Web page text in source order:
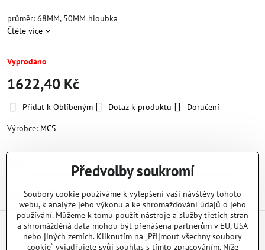
průměr: 68MM, 50MM hloubka
Čtěte více
Vyprodáno
1622,40 Kč
Přidat k Oblíbeným Dotaz k produktu
Doručení
Výrobce: MCS
Diskuse 0
FacebookTwitterBlueskyPinterestReddit LinkedInWhatsApp
E-
mail
Předvolby soukromí
Soubory cookie používáme k vylepšení vaší návštěvy tohoto
webu, k analýze jeho výkonu a ke shromažďování údajů o jeho
používání. Můžeme k tomu použít nástroje a služby třetích stran
a shromážděná data mohou být přenášena partnerům v EU, USA
nebo jiných zemích. Kliknutím na „Přijmout všechny soubory
cookie“ vyjadřujete svůj souhlas s tímto zpracováním. Níže